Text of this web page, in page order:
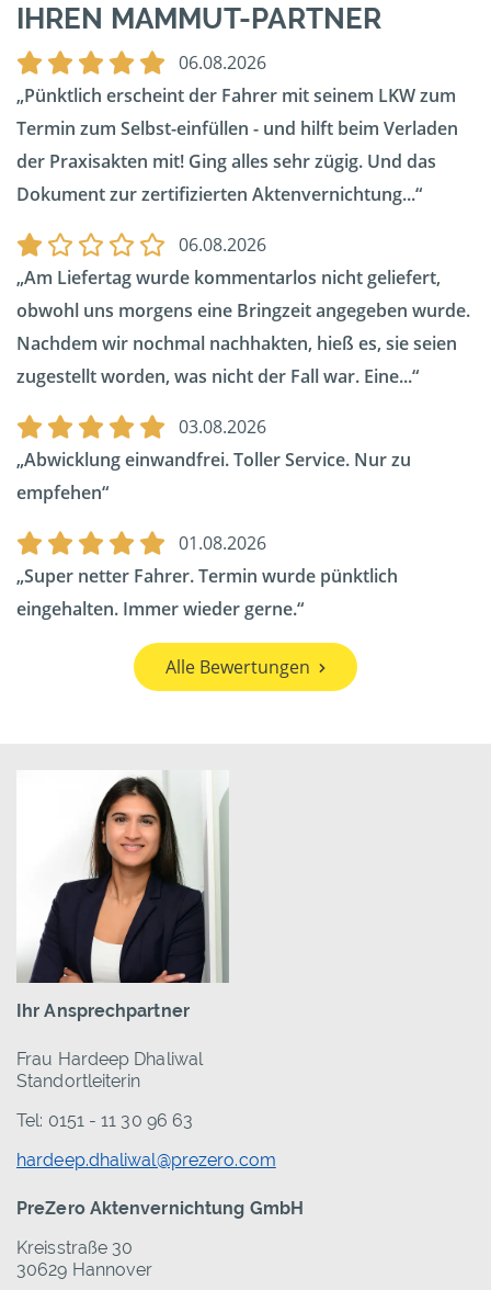
IHREN MAMMUT-PARTNER
06.08.2026
Pünktlich erscheint der Fahrer mit seinem LKW zum
Termin zum Selbst-einfüllen - und hilft beim Verladen
der Praxisakten mit! Ging alles sehr zügig. Und das
Dokument zur zertifizierten Aktenvernichtung...
06.08.2026
Am Liefertag wurde kommentarlos nicht geliefert,
obwohl uns morgens eine Bringzeit angegeben wurde.
Nachdem wir nochmal nachhakten, hieß es, sie seien
zugestellt worden, was nicht der Fall war. Eine...
03.08.2026
Abwicklung einwandfrei. Toller Service. Nur zu
empfehen
01.08.2026
Super netter Fahrer. Termin wurde pünktlich
eingehalten. Immer wieder gerne.
Alle Bewertungen
Ihr Ansprechpartner
Frau Hardeep Dhaliwal
Standortleiterin
Tel: 0151 - 11 30 96 63
hardeep.dhaliwal@prezero.com
PreZero Aktenvernichtung GmbH
Kreisstraße 30
30629 Hannover